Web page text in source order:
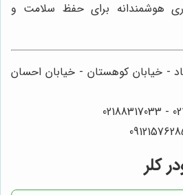
هوشمندانه برای حفظ سلامت و
- خیابان کوهستان - خیابان احسان
کلر